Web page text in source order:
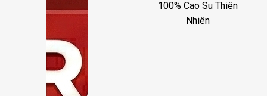
100% Cao Su Thiên
Nhiên